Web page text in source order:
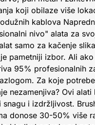
koji obilaze više
kablova
nivo" alata za
samo za kačenje
pametniji izbor. Ali
95% profesionalnih
Za koje
nezamenjiva? Ovi alati
snagu i izdržljivost.
donose 30-50% više